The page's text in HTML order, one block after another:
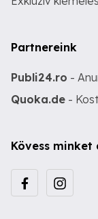
Partnereink
Publi24.ro -
Quoka.de -
Kövess